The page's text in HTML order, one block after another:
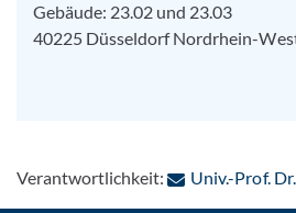
Gebäude: 23.02 und 23.03
40225 DüsseldorfNordrhein-
Verantwortlichkeit: Univ.-Prof.